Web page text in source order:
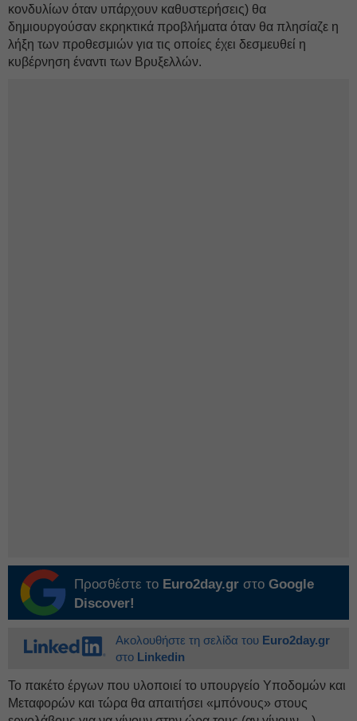
κονδυλίων όταν υπάρχουν καθυστερήσεις) θα
δημιουργούσαν εκρηκτικά προβλήματα όταν θα πλησίαζε η
λήξη των προθεσμιών για τις οποίες έχει δεσμευθεί η
κυβέρνηση έναντι των Βρυξελλών.
Προσθέστε το Euro2day.gr στο Google
Discover!
Ακολουθήστε τη σελίδα του Euro2day.gr
στο Linkedin
Το πακέτο έργων που υλοποιεί το υπουργείο Υποδομών και
Μεταφορών και τώρα θα απαιτήσει «μπόνους» στους